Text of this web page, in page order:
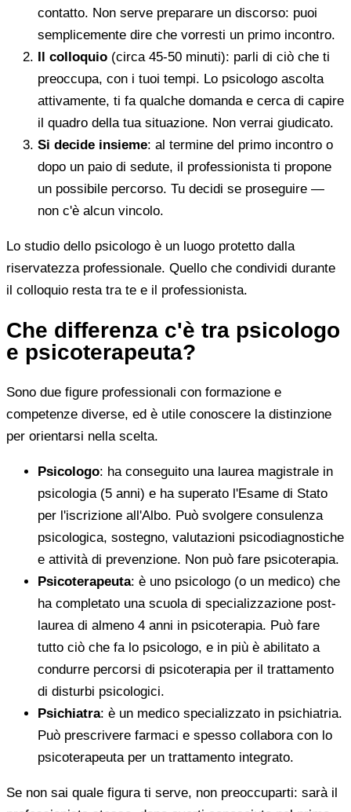
contatto. Non serve preparare un discorso: puoi
semplicemente dire che vorresti un primo incontro.
Il colloquio (circa 45-50 minuti): parli di ciò che ti
preoccupa, con i tuoi tempi. Lo psicologo ascolta
attivamente, ti fa qualche domanda e cerca di capire
il quadro della tua situazione. Non verrai giudicato.
Si decide insieme: al termine del primo incontro o
dopo un paio di sedute, il professionista ti propone
un possibile percorso. Tu decidi se proseguire —
non c'è alcun vincolo.
Lo studio dello psicologo è un luogo protetto dalla
riservatezza professionale. Quello che condividi durante
il colloquio resta tra te e il professionista.
Che differenza c'è tra psicologo
e psicoterapeuta?
Sono due figure professionali con formazione e
competenze diverse, ed è utile conoscere la distinzione
per orientarsi nella scelta.
Psicologo: ha conseguito una laurea magistrale in
psicologia (5 anni) e ha superato l'Esame di Stato
per l'iscrizione all'Albo. Può svolgere consulenza
psicologica, sostegno, valutazioni psicodiagnostiche
e attività di prevenzione. Non può fare psicoterapia.
Psicoterapeuta: è uno psicologo (o un medico) che
ha completato una scuola di specializzazione post-
laurea di almeno 4 anni in psicoterapia. Può fare
tutto ciò che fa lo psicologo, e in più è abilitato a
condurre percorsi di psicoterapia per il trattamento
di disturbi psicologici.
Psichiatra: è un medico specializzato in psichiatria.
Può prescrivere farmaci e spesso collabora con lo
psicoterapeuta per un trattamento integrato.
Se non sai quale figura ti serve, non preoccuparti: sarà il